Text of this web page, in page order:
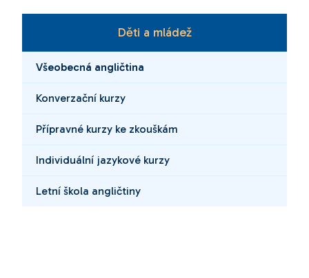
Děti a mládež
Všeobecná angličtina
Konverzační kurzy
Přípravné kurzy ke zkouškám
Individuální jazykové kurzy
Letní škola angličtiny